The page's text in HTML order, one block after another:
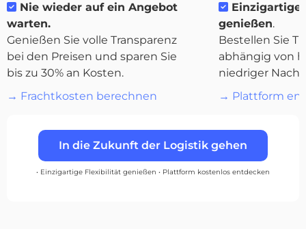
Quicargo
Entdecken
Nie wieder auf ein Angebot
warten.
Genießen Sie volle Transparenz
bei den Preisen und sparen Sie
bis zu 30% an Kosten.
→ Frachtkosten berechnen
genießen.
Bestellen Sie
abhängig von
niedriger
→ Plattform
In die Zukunft der Logistik gehen
• Einzigartige Flexibilität genießen • Plattform kostenlos entdecken